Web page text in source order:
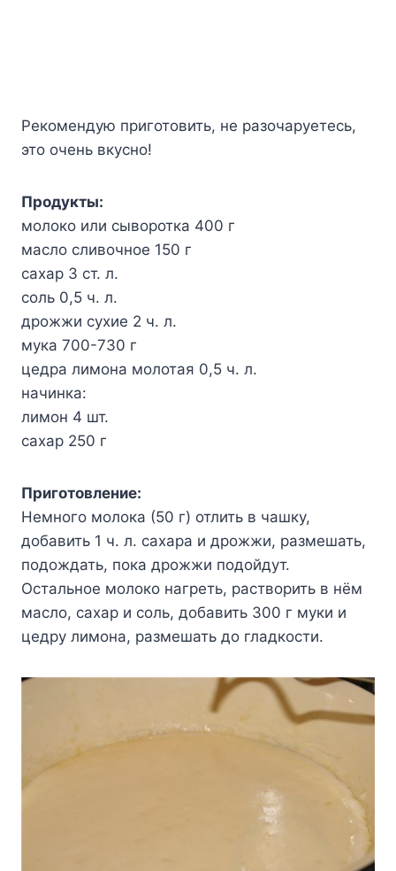
Рекомендую приготовить, не разочаруетесь,
это очень вкусно!
Продукты:
молоко или сыворотка 400 г
масло сливочное 150 г
сахар 3 ст. л.
соль 0,5 ч. л.
дрожжи сухие 2 ч. л.
мука 700-730 г
цедра лимона молотая 0,5 ч. л.
начинка:
лимон 4 шт.
сахар 250 г
Приготовление:
Немного молока (50 г) отлить в чашку,
добавить 1 ч. л. сахара и дрожжи, размешать,
подождать, пока дрожжи подойдут.
Остальное молоко нагреть, растворить в нём
масло, сахар и соль, добавить 300 г муки и
цедру лимона, размешать до гладкости.